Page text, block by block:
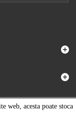
web, acesta poate stoca